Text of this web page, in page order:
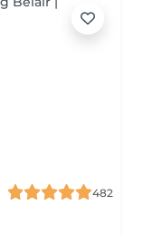
482